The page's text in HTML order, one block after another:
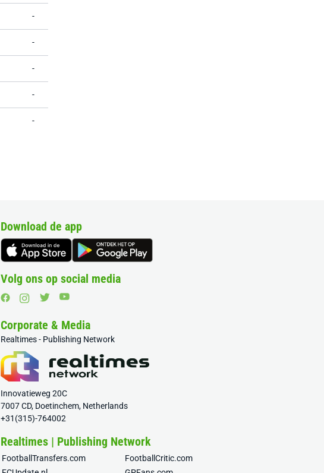
-
-
-
-
-
Download de app
Volg ons op social media
Corporate & Media
Realtimes - Publishing Network
Innovatieweg 20C
7007 CD, Doetinchem, Netherlands
+31(315)-764002
Realtimes | Publishing Network
FootballTransfers.com
FootballCritic.com